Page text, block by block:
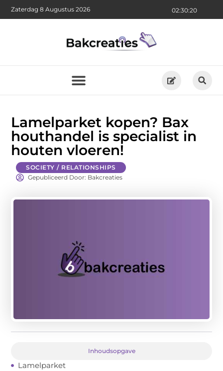
02:30:21
Zaterdag 8 Augustus 2026
Lamelparket kopen? Bax
houthandel is specialist in
houten vloeren!
SOCIETY / RELATIONSHIPS
Gepubliceerd Door: Bakcreaties
Inhoudsopgave
Lamelparket